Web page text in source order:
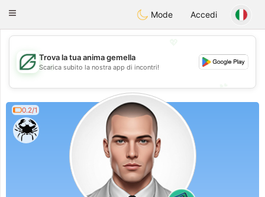
Dating
Toggle
Mode Accedi
💖
💕
Trova la tua anima gemella
Scarica subito la nostra app di incontri!
0.2/1